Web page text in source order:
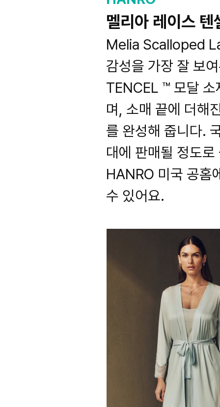
멜리아 레이스 텐
Melia Scalloped
감성을 가장 잘 보
TENCEL ™ 모달 소
며, 소매 끝에 더해
를 완성해 줍니다.
대에 판매될 정도
HANRO 미국 공홈
수 있어요.